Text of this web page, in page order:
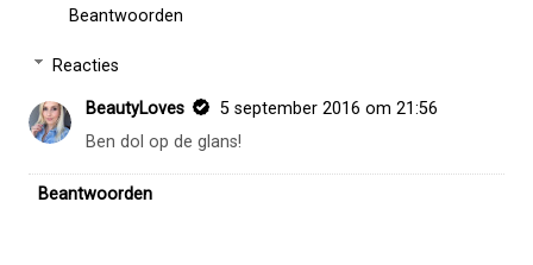
Beantwoorden
Reacties
BeautyLoves
5 september 2016 om 21:56
Ben dol op de glans!
Beantwoorden